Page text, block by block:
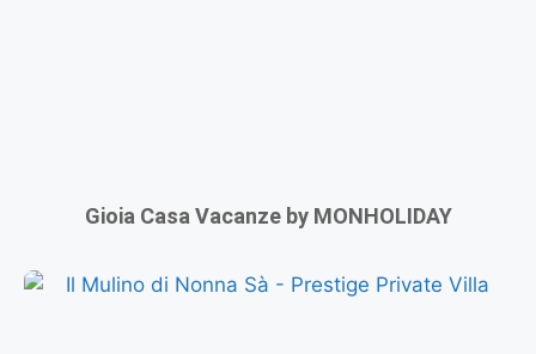
Gioia Casa Vacanze by MONHOLIDAY